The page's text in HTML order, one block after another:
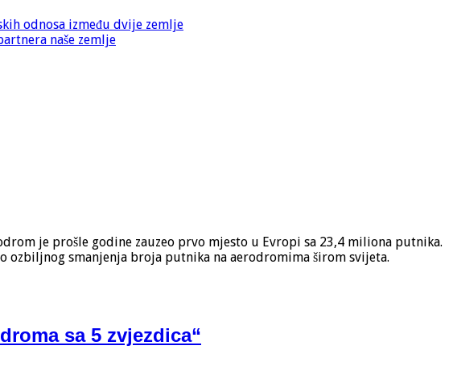
odnosa između dvije zemlje
naše zemlje
je prošle godine zauzeo prvo mjesto u Evropi sa 23,4 miliona putnika.
ozbiljnog smanjenja broja putnika na aerodromima širom svijeta.
sa 5 zvjezdica“